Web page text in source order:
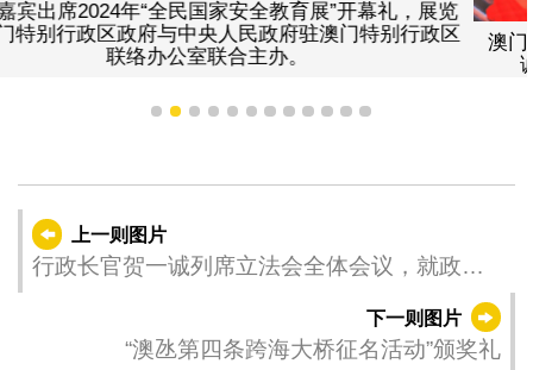
安全教育展”开幕礼，展览
民政府驻澳门特别行政区
澳门特别行政区维护国家安
诚在2024年“全民国家
1 2 3 4 5 6 7 8 9 101112
上一则图片
行政长官贺一诚列席立法会全体会议，就政府
下一则图片
“澳氹第四条跨海大桥征名活动”颁奖礼